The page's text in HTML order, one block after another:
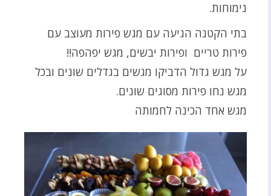
נימוחות.
בתי הקטנה הגיעה עם מגש פירות מעוצב עם
פירות טריים ופירות יבשים, מגש יפהפה!!
על מגש גדול הדביקו מגשים בגדלים שונים ובכל
מגש נחו פירות מסוגים שונים.
מגש אחד הכינה לחמותה